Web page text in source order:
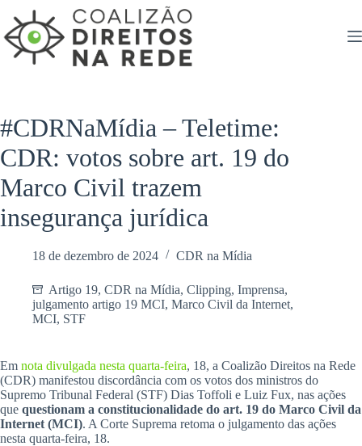
para
o
conteúdo
#CDRNaMídia – Teletime:
CDR: votos sobre art. 19 do
Marco Civil trazem
insegurança jurídica
18 de dezembro de 2024 CDR na Mídia
Artigo 19, CDR na Mídia, Clipping, Imprensa,
julgamento artigo 19 MCI, Marco Civil da Internet,
MCI, STF
Em nota divulgada nesta quarta-feira, 18, a Coalizão Direitos na Rede
(CDR) manifestou discordância com os votos dos ministros do
Supremo Tribunal Federal (STF) Dias Toffoli e Luiz Fux, nas ações
que questionam a constitucionalidade do art. 19 do Marco Civil da
Internet (MCI). A Corte Suprema retoma o julgamento das ações
nesta quarta-feira, 18.